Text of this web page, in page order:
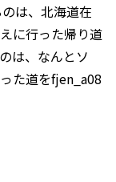
は、北海道在
に行った帰り道
は、なんとソ
た道をfjen_a08